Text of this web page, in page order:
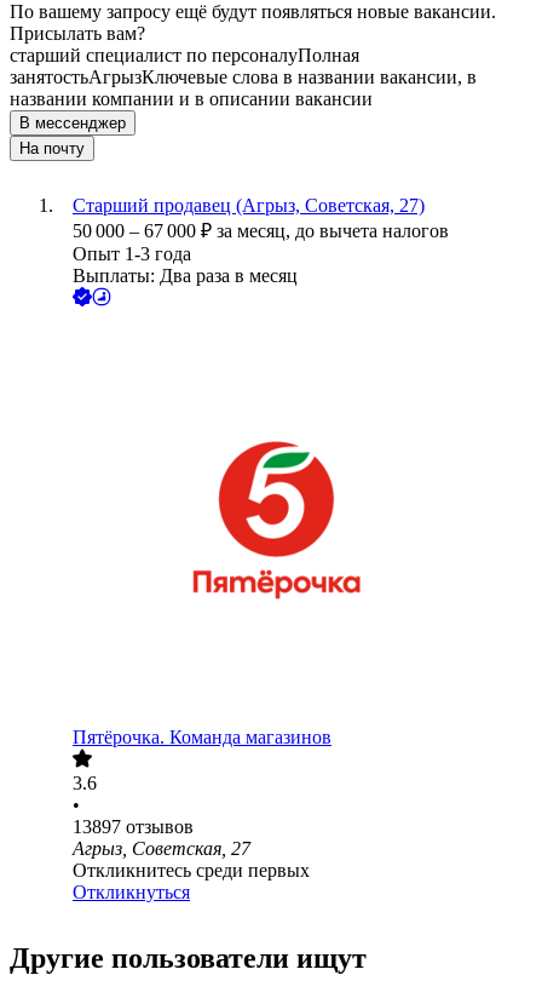
По вашему запросу ещё будут появляться новые вакансии.
Присылать вам?
старший специалист по персоналуПолная
занятостьАгрызКлючевые слова в названии вакансии, в
названии компании и в описании вакансии
В мессенджер
На почту
Старший продавец (Агрыз, Советская, 27)
50 000 – 67 000 ₽ за месяц, до вычета налогов
Опыт 1-3 года
Выплаты: Два раза в месяц
Пятёрочка. Команда магазинов
3.6
•
13897 отзывов
Агрыз, Советская, 27
Откликнитесь среди первых
Откликнуться
Другие пользователи ищут